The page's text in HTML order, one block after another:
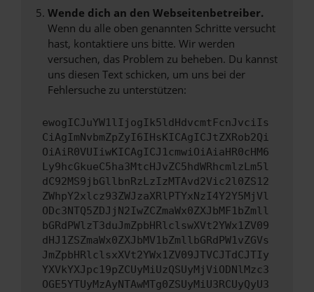
Wende dich an den Webseitenbetreiber.
Wenn du alle oben genannten Schritte versucht
hast, kontaktiere uns bitte. Wir werden
versuchen, das Problem zu beheben. Du kannst
uns diesen Text schicken, um uns bei der
Fehlersuche zu unterstützen:
ewogICJuYW1lIjogIk5ldHdvcmtFcnJvciIs
CiAgImNvbmZpZyI6IHsKICAgICJtZXRob2Qi
OiAiR0VUIiwKICAgICJ1cmwiOiAiaHR0cHM6
Ly9hcGkueC5ha3MtcHJvZC5hdWRhcmlzLm5l
dC92MS9jbGllbnRzLzIzMTAvd2Vic2l0ZS12
ZWhpY2xlcz93ZWJzaXRlPTYxNzI4Y2Y5MjVl
ODc3NTQ5ZDJjN2IwZCZmaWx0ZXJbMF1bZmll
bGRdPWlzT3duJmZpbHRlclswXVt2YWx1ZV09
dHJ1ZSZmaWx0ZXJbMV1bZmllbGRdPW1vZGVs
JmZpbHRlclsxXVt2YWx1ZV09JTVCJTdCJTIy
YXVkYXJpc19pZCUyMiUzQSUyMjViODNlMzc3
OGE5YTUyMzAyNTAwMTg0ZSUyMiU3RCUyQyU3